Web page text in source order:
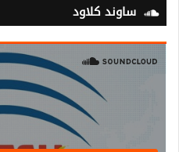
ساوند كلاود